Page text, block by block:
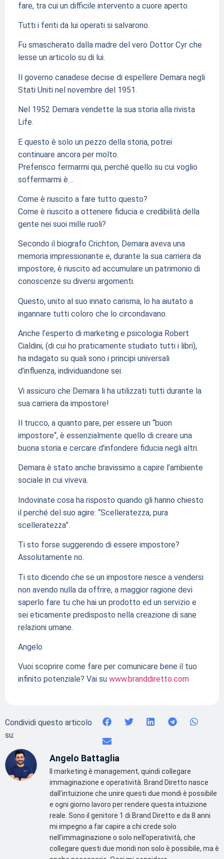
fare, tra cui un difficile intervento a cuore aperto.
Tutti i feriti da lui operati si salvarono.
Fu smascherato dalla madre del vero Dottor Cyr che
lesse un articolo su di lui.
Il governo canadese decise di espellere Demara negli
Stati Uniti nel novembre del 1951.
Nel 1952 Demara vendette la sua storia alla rivista
Life.
E questo è solo un pezzo della storia, potrei
continuare ancora per molto.
Preferisco fermarmi qui, perché quello su cui voglio
soffermarmi è…
Come è riuscito a fare tutto questo?
Come è riuscito a ottenere fiducia e credibilità della
gente nei suoi mille ruoli?
Secondo il biografo Crichton, Demara aveva una
memoria impressionante e, durante la sua carriera da
impostore, è riuscito ad accumulare un patrimonio di
conoscenze su diversi argomenti.
Questo, unito al suo innato carisma, lo ha aiutato a
ingannare tutti coloro che lo circondavano.
Anche l’esperto di marketing e psicologia Robert
Cialdini, (di cui ho praticamente studiato tutti i libri),
ha indagato su quali sono i principi universali
d’influenza, individuandone sei.
Vi assicuro che Demara li ha utilizzati tutti durante la
sua carriera da impostore!
Il trucco, a quanto pare, per essere un “buon
impostore“, è essenzialmente quello di creare una
buona storia e cercare d’infondere fiducia negli altri.
Demara è stato anche bravissimo a capire l’ambiente
sociale in cui viveva.
Indovinate cosa ha risposto quando gli hanno chiesto
il perché del suo agire: “Scelleratezza, pura
scelleratezza”.
Ti sto forse suggerendo di essere impostore?
Assolutamente no.
Ti sto dicendo che se un impostore riesce a vendersi
non avendo nulla da offrire, a maggior ragione devi
saperlo fare tu che hai un prodotto ed un servizio e
sei eticamente predisposto nella creazione di sane
relazioni umane.
Angelo
Vuoi scoprire come fare per comunicare bene il tuo
infinito potenziale? Vai su www.branddiretto.com
Condividi questo articolo
su:
Angelo Battaglia
Il marketing è management, quindi collegare
immaginazione e operatività. Brand Diretto nasce
dall’intuizione che unire questi due mondi è possibile
e ogni giorno lavoro per rendere questa intuizione
reale. Sono il genitore 1 di Brand Diretto e da 8 anni
mi impegno a far capire a chi crede solo
nell’immaginazione o solo nell’operatività, che
collegare questi due mondi non solo è possibile, ma è